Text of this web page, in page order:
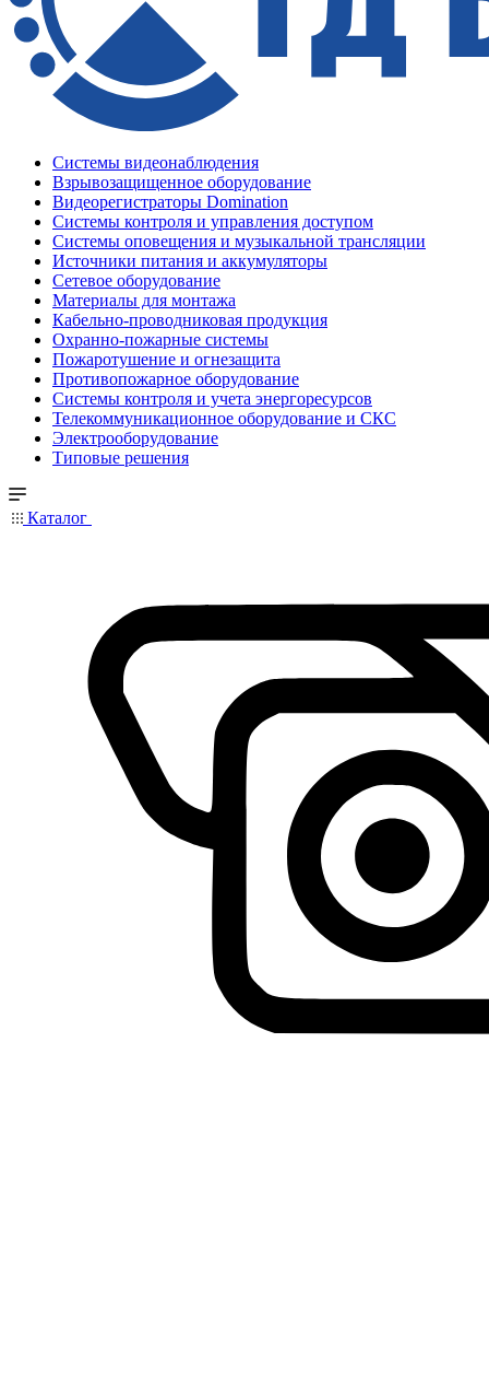
Системы видеонаблюдения
Взрывозащищенное оборудование
Видеорегистраторы Domination
Системы контроля и управления доступом
Системы оповещения и музыкальной трансляции
Источники питания и аккумуляторы
Сетевое оборудование
Материалы для монтажа
Кабельно-проводниковая продукция
Охранно-пожарные системы
Пожаротушение и огнезащита
Противопожарное оборудование
Системы контроля и учета энергоресурсов
Телекоммуникационное оборудование и СКС
Электрооборудование
Типовые решения
Каталог